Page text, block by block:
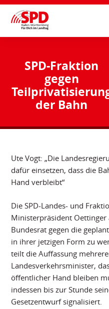
SPD-Fraktion
gegen
der Bahn
Ute Vogt: „Die
dafür einsetzen, dass die
Hand verbleibt“
Die SPD-Landes- und
Ministerpräsident
Bundesrat gegen die
in ihrer jetzigen Form zu
teilt die Auffassung
Landesverkehrsminister,
öffentlicher Hand bleiben
indessen bis zur Stunde
Gesetzentwurf signalisiert.